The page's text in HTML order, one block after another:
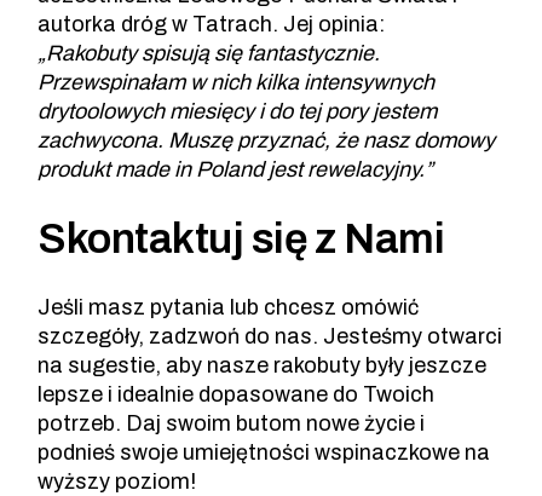
autorka dróg w Tatrach. Jej opinia:
„Rakobuty spisują się fantastycznie.
Przewspinałam w nich kilka intensywnych
drytoolowych miesięcy i do tej pory jestem
zachwycona. Muszę przyznać, że nasz domowy
produkt made in Poland jest rewelacyjny.”
Skontaktuj się z Nami
Jeśli masz pytania lub chcesz omówić
szczegóły, zadzwoń do nas. Jesteśmy otwarci
na sugestie, aby nasze rakobuty były jeszcze
lepsze i idealnie dopasowane do Twoich
potrzeb. Daj swoim butom nowe życie i
podnieś swoje umiejętności wspinaczkowe na
wyższy poziom!